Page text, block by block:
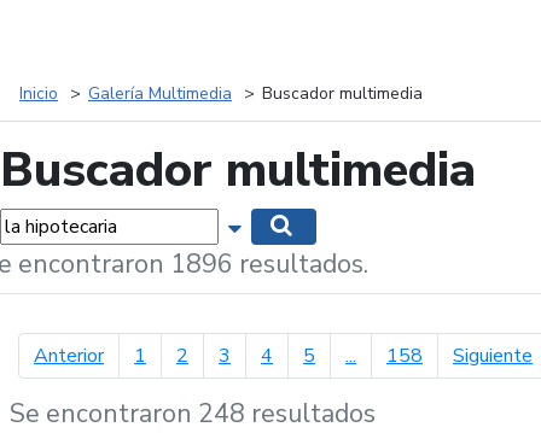
Inicio Galería Multimedia Buscador multimedia
Buscador multimedia
Mostrar opciones de búsqueda
encontraron 1896 resultados.
Anteriorpágina anterior
1 2 3 4 5 ... 158 Siguiente
Se encontraron 248 resultados